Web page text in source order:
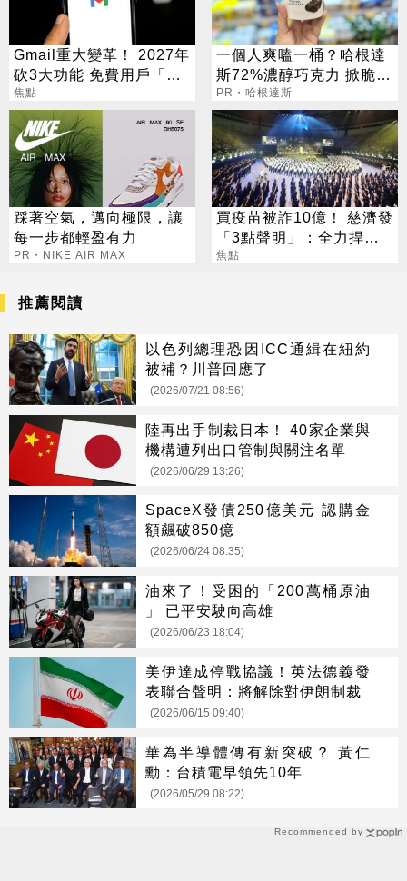
Gmail重大變革！ 2027年
砍3大功能 免費用戶「這
好康」不能用了
焦點
一個人爽嗑一桶？哈根達
斯72%濃醇巧克力 掀脆友
共鳴
PR・哈根達斯
踩著空氣，邁向極限，讓
每一步都輕盈有力
PR・NIKE AIR MAX
買疫苗被詐10億！ 慈濟發
「3點聲明」：全力捍衛
捐款人權益
焦點
Recommended by
推薦閱讀
以色列總理恐因ICC通緝在紐約
被補？川普回應了
(2026/07/21 08:56)
陸再出手制裁日本！ 40家企業與
機構遭列出口管制與關注名單
(2026/06/29 13:26)
SpaceX發債250億美元 認購金
額飆破850億
(2026/06/24 08:35)
油來了！受困的「200萬桶原油
」 已平安駛向高雄
(2026/06/23 18:04)
美伊達成停戰協議！英法德義發
表聯合聲明：將解除對伊朗制裁
(2026/06/15 09:40)
華為半導體傳有新突破？ 黃仁
勳：台積電早領先10年
(2026/05/29 08:22)